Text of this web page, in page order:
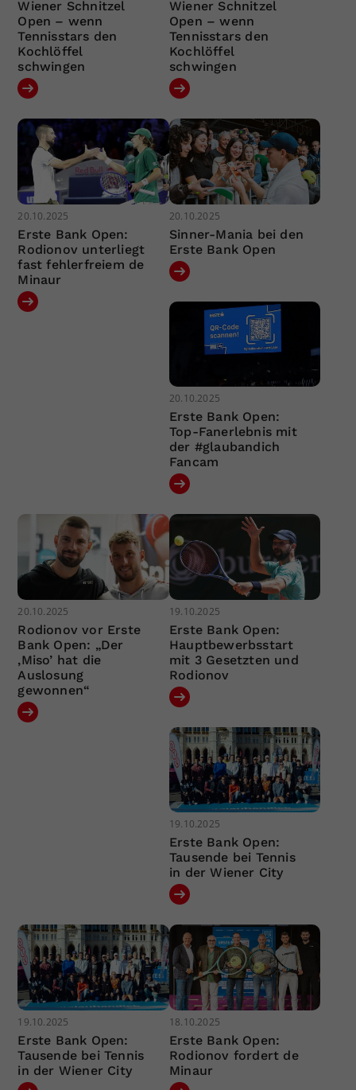
Wiener Schnitzel
Open – wenn
Tennisstars den
Kochlöffel
schwingen
Wiener Schnitzel
Open – wenn
Tennisstars den
Kochlöffel
schwingen
20.10.2025
Erste Bank Open:
Rodionov unterliegt
fast fehlerfreiem de
Minaur
20.10.2025
Sinner-Mania bei den
Erste Bank Open
20.10.2025
Erste Bank Open:
Top-Fanerlebnis mit
der #glaubandich
Fancam
20.10.2025
Rodionov vor Erste
Bank Open: „Der
‚Miso’ hat die
Auslosung
gewonnen“
19.10.2025
Erste Bank Open:
Hauptbewerbsstart
mit 3 Gesetzten und
Rodionov
19.10.2025
Erste Bank Open:
Tausende bei Tennis
in der Wiener City
19.10.2025
Erste Bank Open:
Tausende bei Tennis
in der Wiener City
18.10.2025
Erste Bank Open:
Rodionov fordert de
Minaur